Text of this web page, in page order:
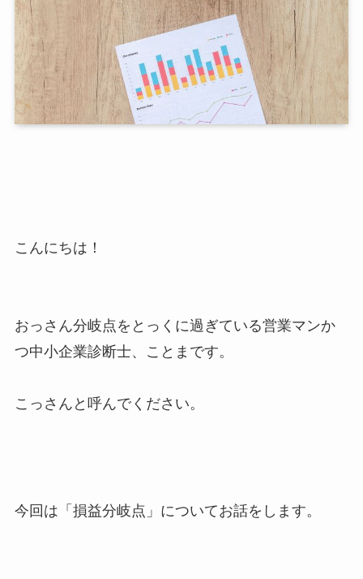
こんにちは！
おっさん分岐点をとっくに過ぎている営業マンか
つ中小企業診断士、ことまです。
こっさんと呼んでください。
今回は「損益分岐点」についてお話をします。